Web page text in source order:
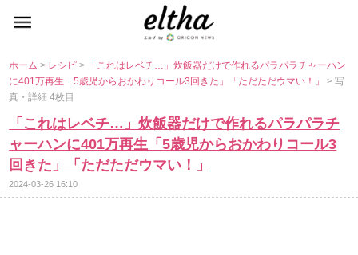
ホーム> レシピ>
「これはレベチ…」炊飯器だけで作れるパラパラチャーハン
に401万再生「5歳児からおかわりコール3回きた」「ただただウマい！」> 写
真・詳細 4枚目
「これはレベチ…」炊飯器だけで作れるパラパラチ
ャーハンに401万再生「5歳児からおかわりコール3
回きた」「ただただウマい！」
2024-03-26 16:10